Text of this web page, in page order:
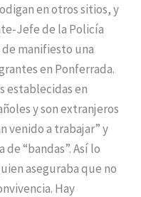
en otros sitios, y
Jefe de la Policía
manifiesto una
en Ponferrada.
establecidas en
y son extranjeros
venido a trabajar” y
“bandas”. Así lo
aseguraba que no
Hay